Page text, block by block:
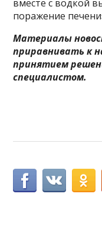
вместе с водкой
поражение
Материалы
приравнивать к
принятием
специалистом.